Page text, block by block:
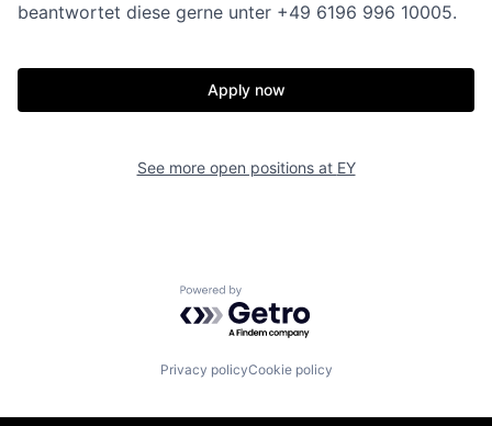
beantwortet diese gerne unter +49 6196 996 10005.
Apply now
See more open positions at EY
Powered by Getro.com
Privacy policyCookie policy